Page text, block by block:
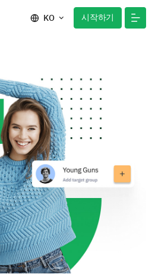
KO 시작하기